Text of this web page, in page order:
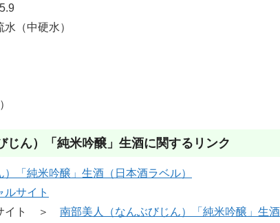
（中硬水）
じん）「純米吟醸」生酒に関するリンク
「純米吟醸」生酒（日本酒ラベル）
ルサイト
サイト ＞ 南部美人（なんぶびじん）「純米吟醸」生酒